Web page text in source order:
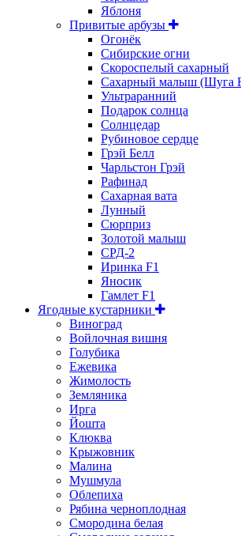
Яблоня
Привитые арбузы
Огонёк
Сибирские огни
Скороспелый сахарный
Сахарный малыш (Шуга
Ультраранний
Подарок солнца
Солнцедар
Рубиновое сердце
Грэй Белл
Чарльстон Грэй
Рафинад
Сахарная вата
Лунный
Сюрприз
Золотой малыш
СРД-2
Иринка F1
Яносик
Гамлет F1
Ягодные кустарники
Виноград
Войлочная вишня
Голубика
Ежевика
Жимолость
Земляника
Ирга
Йошта
Клюква
Крыжовник
Малина
Мушмула
Облепиха
Рябина черноплодная
Смородина белая